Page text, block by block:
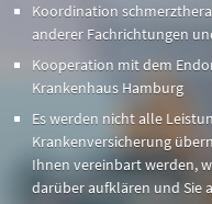
Koordination
anderer Fachrichtungen
Kooperation mit dem
Krankenhaus Hamburg
Es werden nicht alle
Krankenversicherung
Ihnen vereinbart werden,
darüber aufklären und Sie